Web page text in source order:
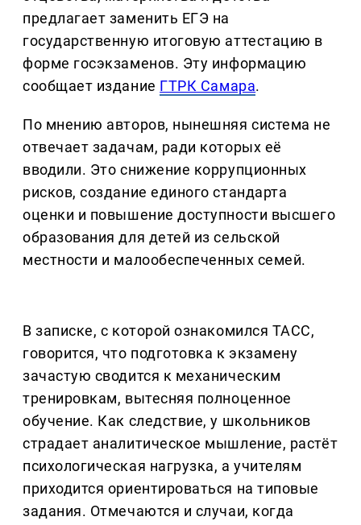
предлагает заменить ЕГЭ на
государственную итоговую аттестацию в
форме госэкзаменов. Эту информацию
сообщает издание ГТРК Самара.
По мнению авторов, нынешняя система не
отвечает задачам, ради которых её
вводили. Это снижение коррупционных
рисков, создание единого стандарта
оценки и повышение доступности высшего
образования для детей из сельской
местности и малообеспеченных семей.
В записке, с которой ознакомился ТАСС,
говорится, что подготовка к экзамену
зачастую сводится к механическим
тренировкам, вытесняя полноценное
обучение. Как следствие, у школьников
страдает аналитическое мышление, растёт
психологическая нагрузка, а учителям
приходится ориентироваться на типовые
задания. Отмечаются и случаи, когда